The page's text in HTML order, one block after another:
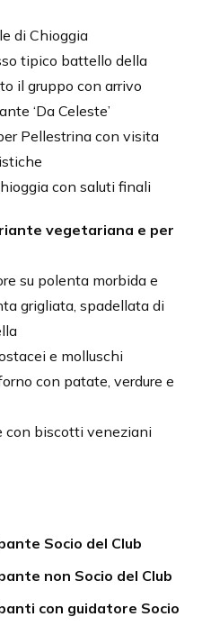
di Chioggia
tipico battello della
il gruppo con arrivo
‘Da Celeste’
Pellestrina con visita
con saluti finali
vegetariana e per
su polenta morbida e
grigliata, spadellata di
e molluschi
con patate, verdure e
con biscotti veneziani
Socio del Club
non Socio del Club
con guidatore Socio